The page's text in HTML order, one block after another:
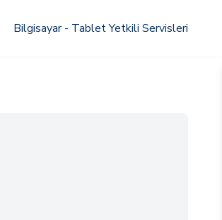
Bilgisayar - Tablet Yetkili Servisleri